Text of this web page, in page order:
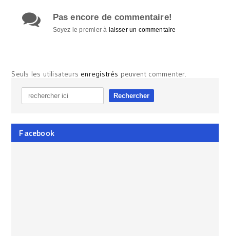
Pas encore de commentaire!
Soyez le premier à laisser un commentaire
Seuls les utilisateurs enregistrés peuvent commenter.
Facebook